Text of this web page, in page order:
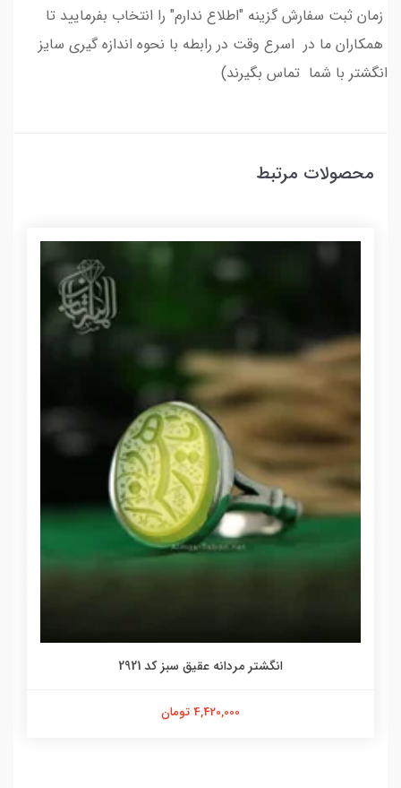
زمان ثبت سفارش گزینه "اطلاع ندارم" را انتخاب بفرمایید تا
همکاران ما در اسرع وقت در رابطه با نحوه اندازه گیری سایز
انگشتر با شما تماس بگیرند)
محصولات مرتبط
انگشتر مردانه عقیق سبز کد 2921
4,420,000 تومان